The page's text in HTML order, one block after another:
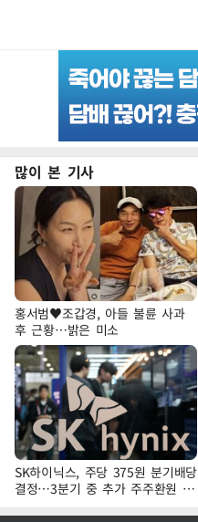
많이 본 기사
홍서범♥조갑경, 아들 불륜 사과
후 근황…밝은 미소
SK하이닉스, 주당 375원 분기배당
결정…3분기 중 추가 주주환원 발
표